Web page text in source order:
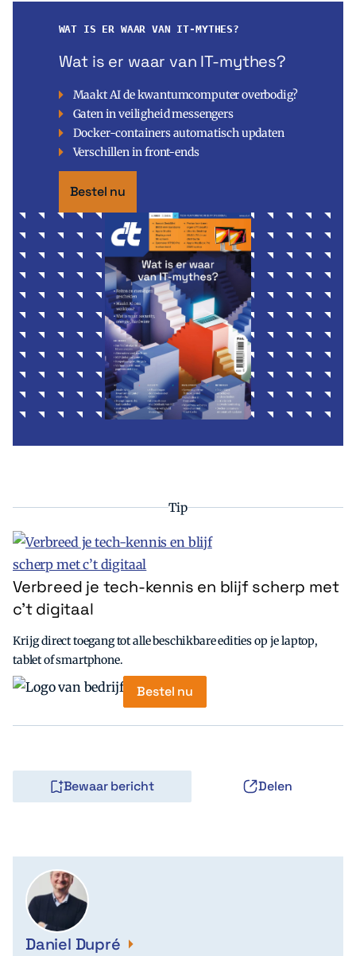
WAT IS ER WAAR VAN IT-MYTHES?
Wat is er waar van IT-mythes?
Maakt AI de kwantumcomputer overbodig?
Gaten in veiligheid messengers
Docker-containers automatisch updaten
Verschillen in front-ends
Bestel nu
Tip
Verbreed je tech-kennis en blijf scherp met
c’t digitaal
Krijg direct toegang tot alle beschikbare edities op je laptop,
tablet of smartphone.
Bestel nu
Bewaar bericht Delen
Daniel Dupré